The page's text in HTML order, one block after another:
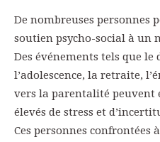
De nombreuses personnes
soutien psycho-social à un
Des événements tels que le
l’adolescence, la retraite,
vers la parentalité peuvent
élevés de stress et
Ces personnes confrontées